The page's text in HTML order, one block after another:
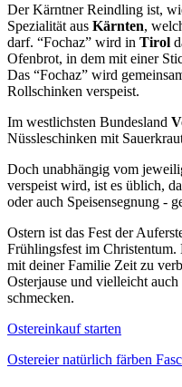
Der Kärntner Reindling ist,
Spezialität aus Kärnten,
darf. “Fochaz” wird in Tirol
Ofenbrot, in dem mit einer
Das “Fochaz” wird
Rollschinken verspeist.
Im westlichsten Bundesland
Nüssleschinken mit
Doch unabhängig vom
verspeist wird, ist es üblich,
oder auch Speisensegnung -
Ostern ist das Fest der
Frühlingsfest im Christentum.
mit deiner Familie Zeit zu
Osterjause und vielleicht
schmecken.
Ostereinkauf starten
Ostereier natürlich färben